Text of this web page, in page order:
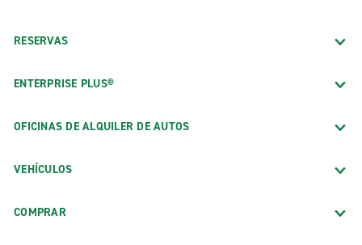
RESERVAS
ENTERPRISE PLUS®
OFICINAS DE ALQUILER DE AUTOS
VEHÍCULOS
COMPRAR